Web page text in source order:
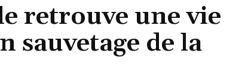
retrouve une vie
sauvetage de la